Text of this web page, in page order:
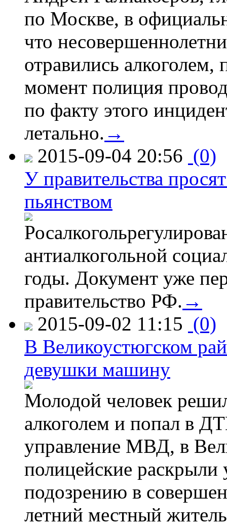
по Москве, в
что
отравились
момент полиция
по факту этого
летально. →
2015-09-04 20:56 (0)
У правительства
пьянством
антиалкогольной
годы. Документ уже
правительство РФ. →
2015-09-02 11:15 (0)
В Великоустюгском
девушки машину
Молодой человек
алкоголем и попал в
управление МВД, в
полицейские
подозрению в
летний местный